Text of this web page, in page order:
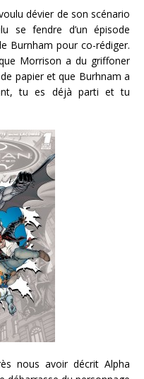
dévier de son scénario
se fendre d’un épisode
Burnham pour co-rédiger.
Morrison a du griffoner
papier et que Burhnam a
tu es déjà parti et tu
nous avoir décrit Alpha